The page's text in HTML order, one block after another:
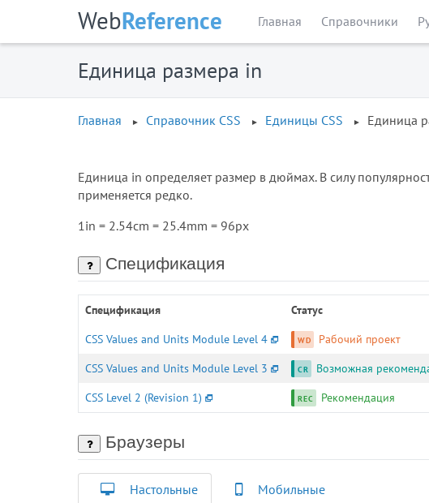
WebReference Главная Справочники
Единица размера in
Главная Справочник CSS Единицы CSS Единица
Единица in определяет размер в дюймах. В силу
применяется редко.
1in = 2.54cm = 25.4mm = 96px
Спецификация
Спецификация
Статус
CSS Values and Units Module Level 4
Рабочий проект
CSS Values and Units Module Level 3
Возможная
CSS Level 2 (Revision 1)
Рекомендация
Браузеры
Настольные Мобильные